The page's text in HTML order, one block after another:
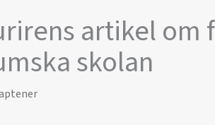
artikel om
skolan